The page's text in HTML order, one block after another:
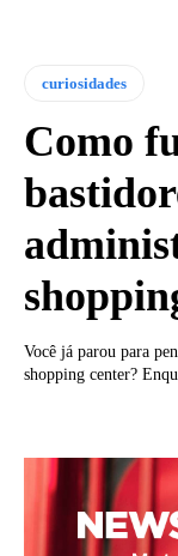
curiosidades
Como
Você já parou para
shopping center?